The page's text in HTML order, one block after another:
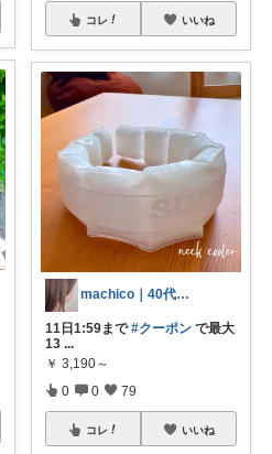
コレ いいね
machico｜40代 転勤族パート主婦
11日1:59まで#クーポン で最大
13 ...
￥ 3,190～
0 0 79
コレ いいね